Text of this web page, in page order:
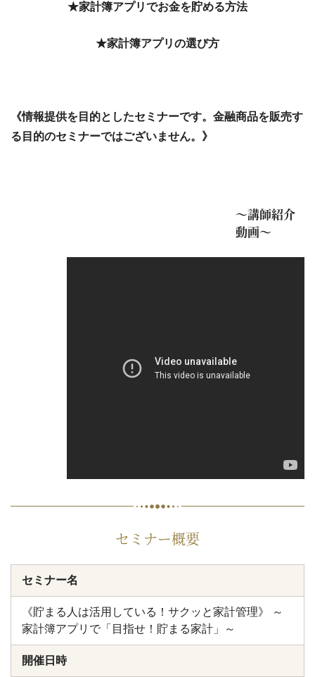
★家計簿アプリでお金を貯める方法
★家計簿アプリの選び方
《情報提供を目的としたセミナーです。金融商品を販売す
る目的のセミナーではございません。》
～講師紹介
動画～
セミナー概要
セミナー名
《貯まる人は活用している！サクッと家計管理》 ～
家計簿アプリで「目指せ！貯まる家計」～
開催日時